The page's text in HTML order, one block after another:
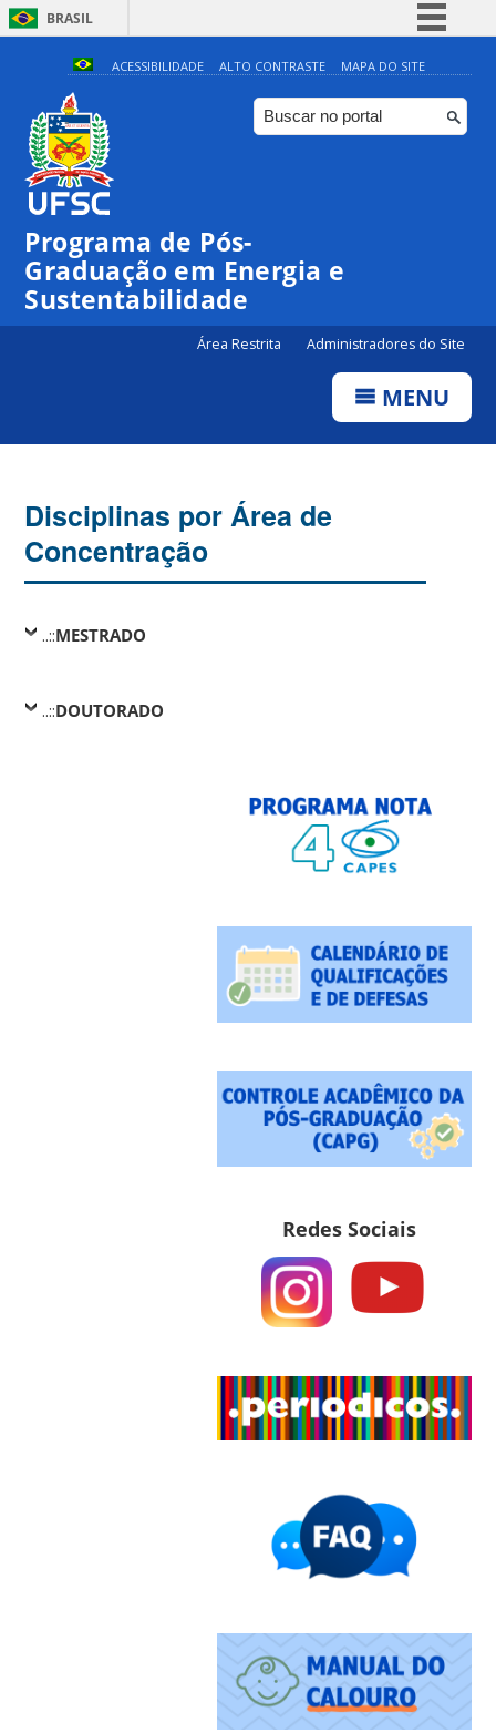
BRASIL
Simplifique!
Comunica BR
Participe
ACESSIBILIDADE ALTO CONTRASTE MAPA DO SITE
Programa de Pós-
Graduação em Energia e
Sustentabilidade
Área Restrita Administradores do Site
MENU
Disciplinas por Área de
Concentração
..::MESTRADO
..::DOUTORADO
Redes Sociais